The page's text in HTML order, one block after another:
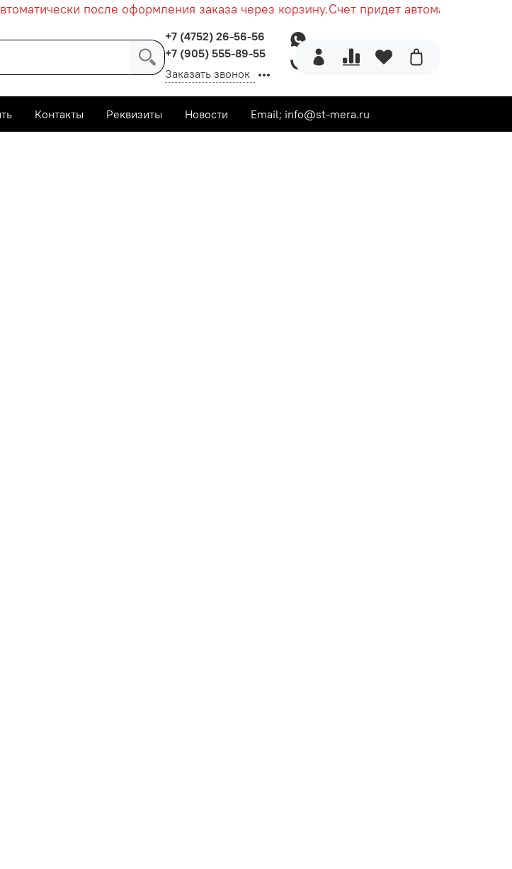
после оформления заказа через корзину.Счет придет автоматически
+7 (4752) 26-56-56
+7 (905) 555-89-55
Заказать звонок
Контакты Реквизиты Новости Email; info@st-mera.ru